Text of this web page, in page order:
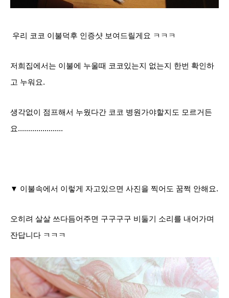
우리 코코 이불덕후 인증샷 보여드릴게요 ㅋㅋㅋ
저희집에서는 이불에 누울때 코코있는지 없는지 한번 확인하
고 누워요.
생각없이 점프해서 누웠다간 코코 병원가야할지도 모르거든
요......................
▼ 이불속에서 이렇게 자고있으면 사진을 찍어도 꿈쩍 안해요.
오히려 살살 쓰다듬어주면 구구구구 비둘기 소리를 내어가며
잔답니다 ㅋㅋㅋ